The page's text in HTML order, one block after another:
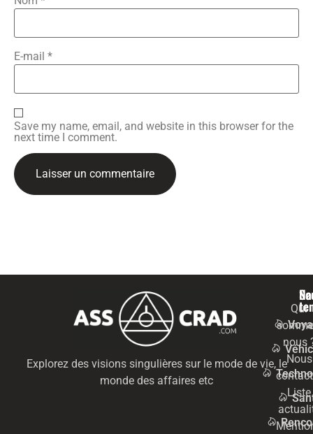
E-mail *
Save my name, email, and website in this browser for the
next time I comment.
Explorez des visions singulières sur le mode de vie, le
monde des affaires etc
Qui
nous
Nous
Liste